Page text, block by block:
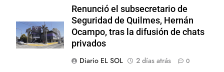
Renunció el subsecretario de
Seguridad de Quilmes, Hernán
Ocampo, tras la difusión de chats
privados
Diario EL SOL
2 días atrás 0